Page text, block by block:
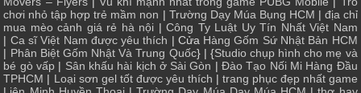
chơi nhỏ tập hợp trẻ mầm non | Trường Dạy Múa Bụng HCM | địa chỉ
mua mèo cảnh giá rẻ hà nội |Công Ty Luật Uy Tín Nhất Việt Nam
| Ca sĩ Việt Nam được yêu thích | Cửa Hàng Gốm Sứ Nhật Bản HCM
| Phân Biệt Gốm Nhật Và Trung Quốc} | {Studio chụp hình cho mẹ và
bé gò vấp | Sân khấu hài kịch ở Sài Gòn |Đào Tạo Nối Mi Hàng Đầu
TPHCM | Loại sơn gel tốt được yêu thích | trang phục đẹp nhất game